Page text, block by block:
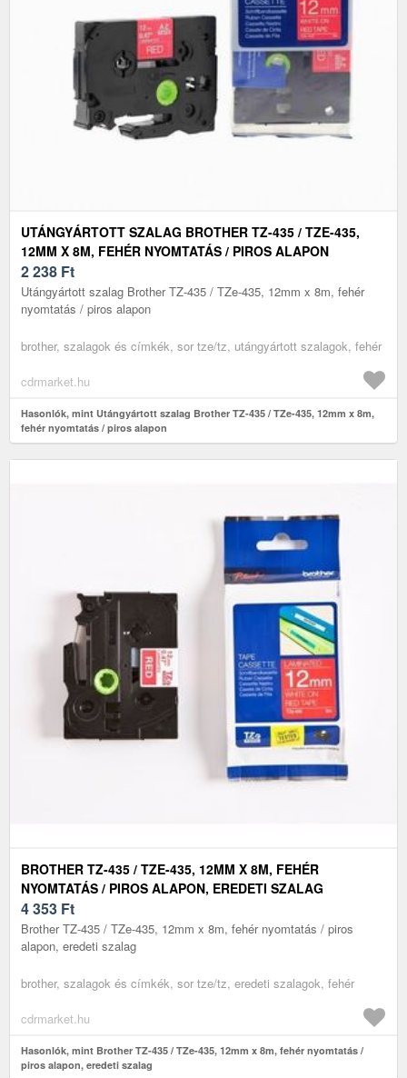
UTÁNGYÁRTOTT SZALAG BROTHER TZ-435 / TZE-435,
12MM X 8M, FEHÉR NYOMTATÁS / PIROS ALAPON
2 238 Ft
Utángyártott szalag Brother TZ-435 / TZe-435, 12mm x 8m, fehér
nyomtatás / piros alapon
brother, szalagok és címkék, sor tze/tz, utángyártott szalagok, fehér
cdrmarket.hu
Hasonlók, mint Utángyártott szalag Brother TZ-435 / TZe-435, 12mm x 8m,
fehér nyomtatás / piros alapon
BROTHER TZ-435 / TZE-435, 12MM X 8M, FEHÉR
NYOMTATÁS / PIROS ALAPON, EREDETI SZALAG
4 353 Ft
Brother TZ-435 / TZe-435, 12mm x 8m, fehér nyomtatás / piros
alapon, eredeti szalag
brother, szalagok és címkék, sor tze/tz, eredeti szalagok, fehér
cdrmarket.hu
Hasonlók, mint Brother TZ-435 / TZe-435, 12mm x 8m, fehér nyomtatás /
piros alapon, eredeti szalag